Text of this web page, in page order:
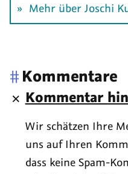
Mehr über Joschi
# Kommentare
Kommentar
Wir schätzen Ihre
uns auf Ihren
dass keine Spam-